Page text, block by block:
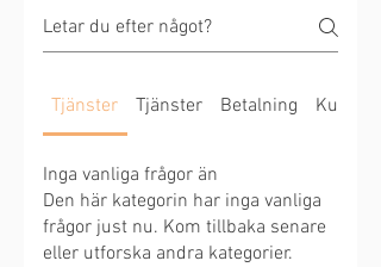
Tjänster Tjänster Betalning
Inga vanliga frågor än
Den här kategorin har inga vanliga
frågor just nu. Kom tillbaka senare
eller utforska andra kategorier.